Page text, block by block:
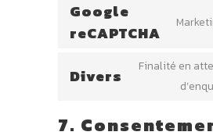
Google
reCAPTCHA
Divers
Finalité en
7.